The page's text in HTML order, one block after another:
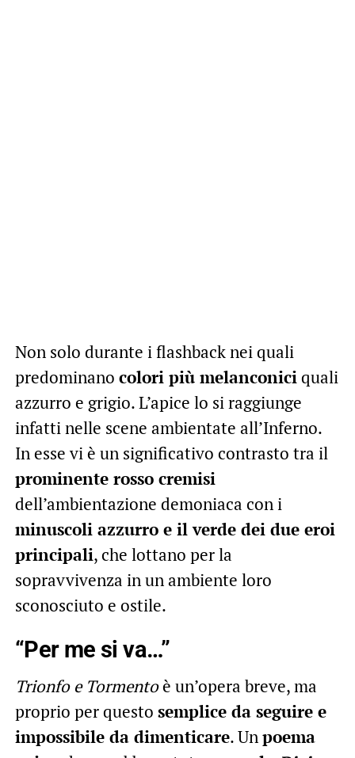
Non solo durante i flashback nei quali
predominano colori più melanconiciquali
azzurro e grigio. L’apice lo si raggiunge
infatti nelle scene ambientate all’Inferno.
In esse vi è un significativo contrasto tra il
prominente rosso cremisi
dell’ambientazione demoniaca con i
minuscoli azzurro e il verde dei due eroi
principali, che lottano per la
sopravvivenza in un ambiente loro
sconosciuto e ostile.
“Per me si va…”
Trionfo e Tormentoè un’opera breve, ma
proprio per questo semplice da seguire e
impossibile da dimenticare. Unpoema